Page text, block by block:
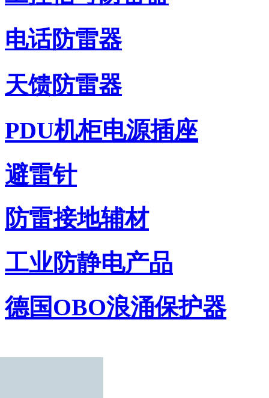
电话防雷器
天馈防雷器
PDU机柜电源插座
避雷针
防雷接地辅材
工业防静电产品
德国OBO浪涌保护器